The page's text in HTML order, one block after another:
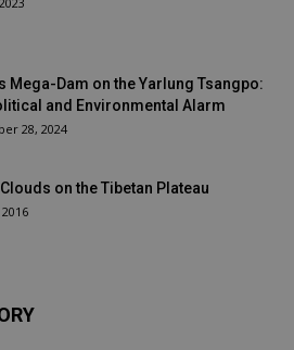
Mega-Dam on the Yarlung Tsangpo:
and Environmental Alarm
28, 2024
on the Tibetan Plateau